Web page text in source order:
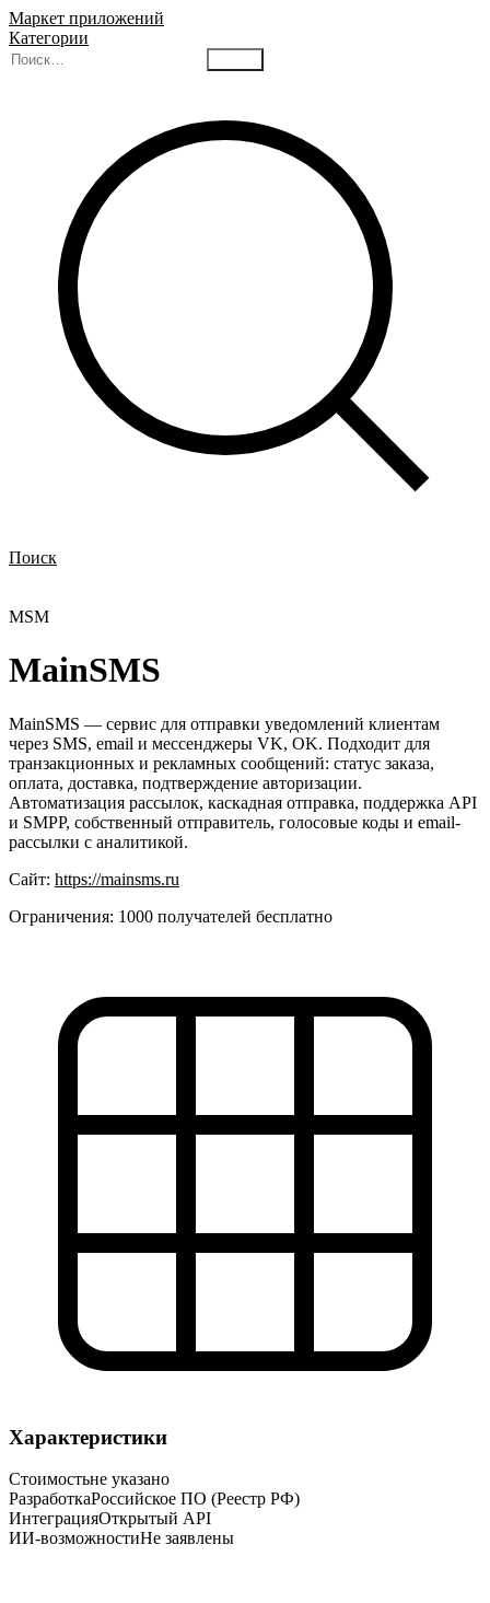
Маркет приложений
Категории
Поиск
MSM
MainSMS
MainSMS — сервис для отправки уведомлений клиентам
через SMS, email и мессенджеры VK, OK. Подходит для
транзакционных и рекламных сообщений: статус заказа,
оплата, доставка, подтверждение авторизации.
Автоматизация рассылок, каскадная отправка, поддержка API
и SMPP, собственный отправитель, голосовые коды и email-
рассылки с аналитикой.
Сайт: https://mainsms.ru
Ограничения: 1000 получателей бесплатно
Характеристики
Стоимостьне указано
РазработкаРоссийское ПО (Реестр РФ)
ИнтеграцияОткрытый API
ИИ-возможностиНе заявлены